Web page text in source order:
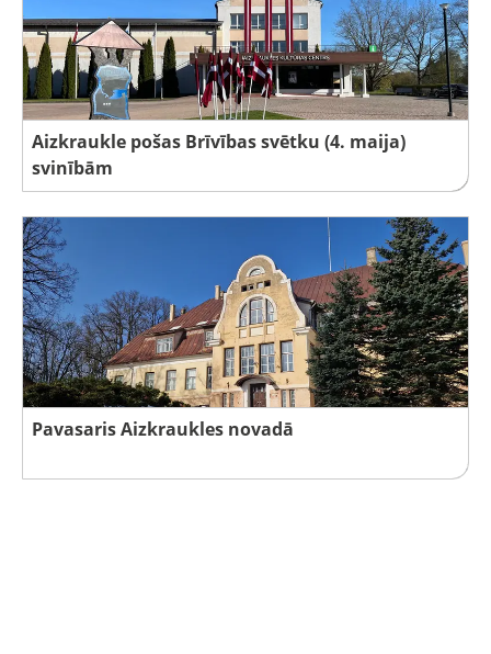
Aizkraukle pošas Brīvības svētku (4. maija)
svinībām
Pavasaris Aizkraukles novadā